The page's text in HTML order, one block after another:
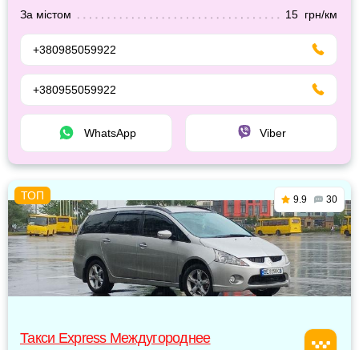
За містом
15 грн/км
+380985059922
+380955059922
WhatsApp Viber
9.9 30
Такси Express Междугороднее